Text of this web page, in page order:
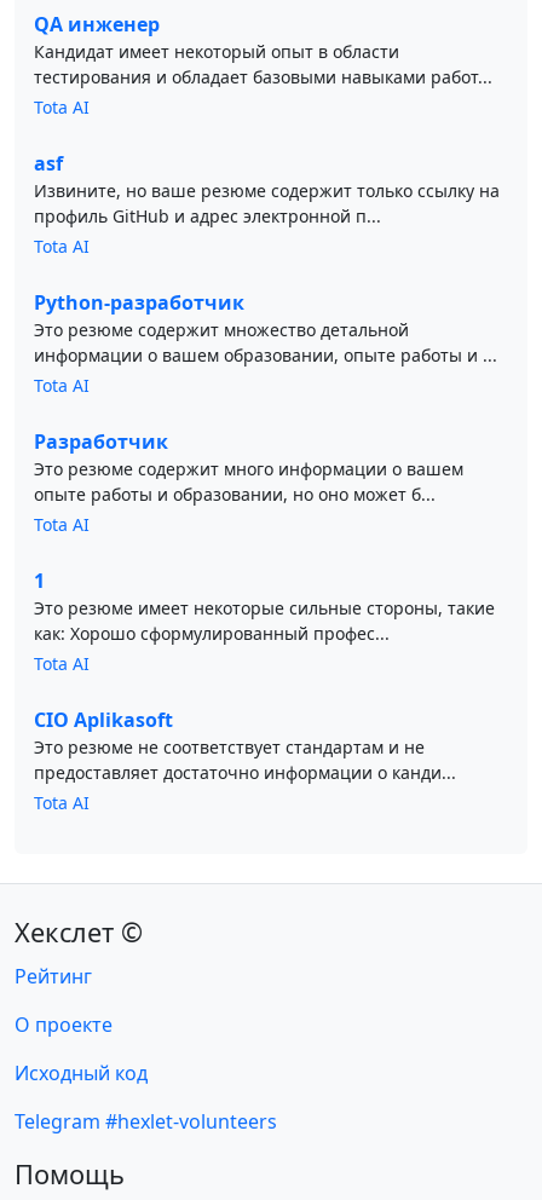
QA инженер
Кандидат имеет некоторый опыт в области
тестирования и обладает базовыми навыками работ...
Tota AI
asf
Извините, но ваше резюме содержит только ссылку на
профиль GitHub и адрес электронной п...
Tota AI
Python-разработчик
Это резюме содержит множество детальной
информации о вашем образовании, опыте работы и ...
Tota AI
Разработчик
Это резюме содержит много информации о вашем
опыте работы и образовании, но оно может б...
Tota AI
1
Это резюме имеет некоторые сильные стороны, такие
как: Хорошо сформулированный профес...
Tota AI
CIO Aplikasoft
Это резюме не соответствует стандартам и не
предоставляет достаточно информации о канди...
Tota AI
Хекслет ©
Рейтинг
О проекте
Исходный код
Telegram #hexlet-volunteers
Помощь